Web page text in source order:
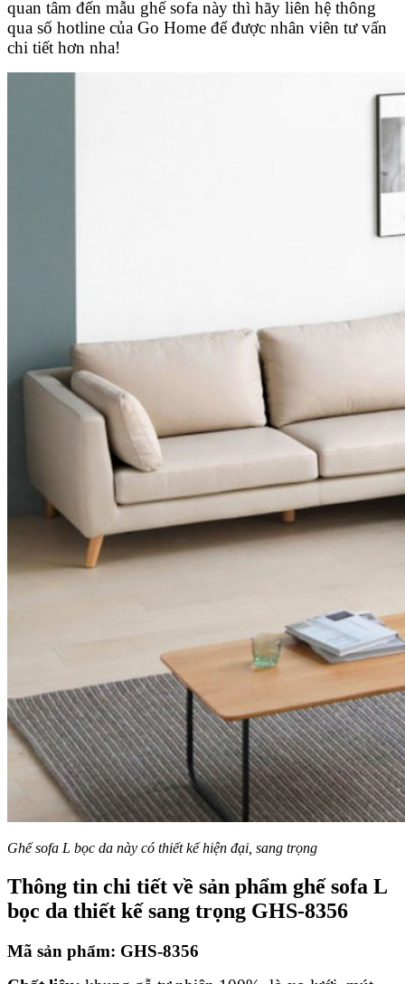
quan tâm đến mẫu ghế sofa này thì hãy liên hệ thông
qua số hotline của Go Home để được nhân viên tư vấn
chi tiết hơn nha!
Ghế sofa L bọc da này có thiết kế hiện đại, sang trọng
Thông tin chi tiết về sản phẩm ghế sofa L
bọc da thiết kế sang trọng GHS-8356
Mã sản phẩm: GHS-8356